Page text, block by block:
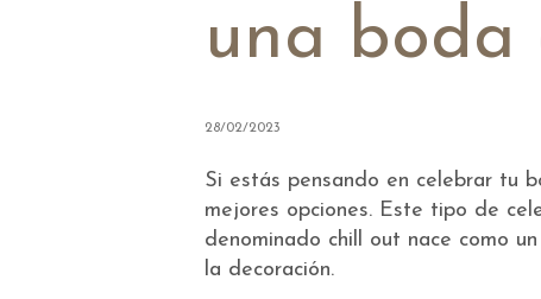
una boda
28/02/2023
Si estás pensando en celebrar tu
mejores opciones. Este tipo de
denominado chill out nace como
la decoración.